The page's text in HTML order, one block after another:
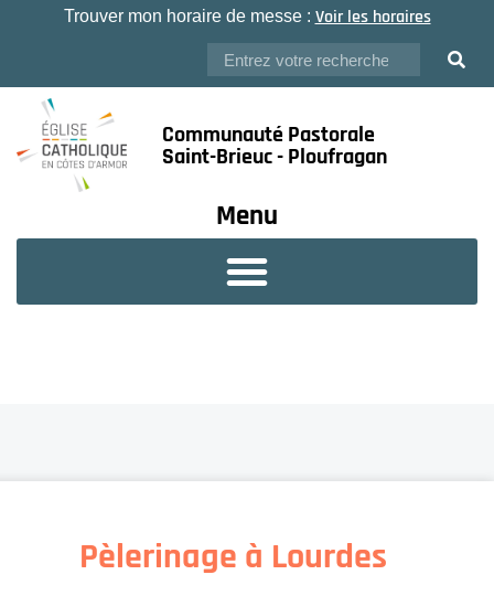
Trouver mon horaire de messe : Voir les horaires
Communauté Pastorale
Saint-Brieuc - Ploufragan
Menu
Pèlerinage à Lourdes